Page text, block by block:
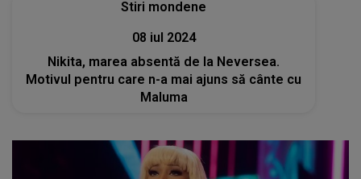
Stiri mondene
08 iul 2024
Nikita, marea absentă de la Neversea.
Motivul pentru care n-a mai ajuns să cânte cu
Maluma